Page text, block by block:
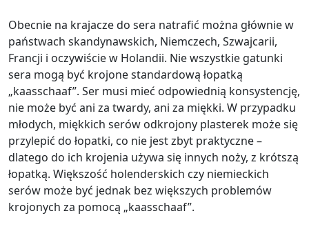
Obecnie na krajacze do sera natrafić można głównie w
państwach skandynawskich, Niemczech, Szwajcarii,
Francji i oczywiście w Holandii. Nie wszystkie gatunki
sera mogą być krojone standardową łopatką
„kaasschaaf”. Ser musi mieć odpowiednią konsystencję,
nie może być ani za twardy, ani za miękki. W przypadku
młodych, miękkich serów odkrojony plasterek może się
przylepić do łopatki, co nie jest zbyt praktyczne –
dlatego do ich krojenia używa się innych noży, z krótszą
łopatką. Większość holenderskich czy niemieckich
serów może być jednak bez większych problemów
krojonych za pomocą „kaasschaaf”.